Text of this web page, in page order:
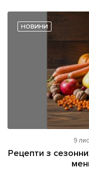
НОВИНИ
9
Рецепти з